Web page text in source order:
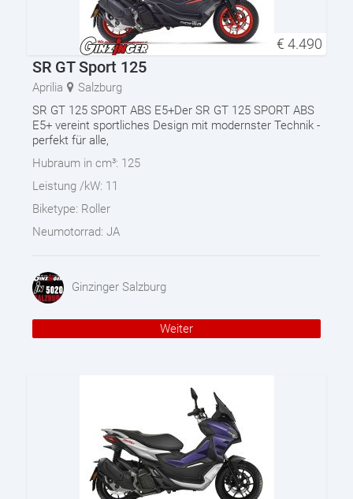
€ 4.490
SR GT Sport 125
Aprilia
Salzburg
SR GT 125 SPORT ABS E5+Der SR GT 125 SPORT ABS
E5+ vereint sportliches Design mit modernster Technik -
perfekt für alle,
Hubraum in cm³: 125
Leistung /kW: 11
Biketype: Roller
Neumotorrad: JA
Ginzinger Salzburg
Weiter